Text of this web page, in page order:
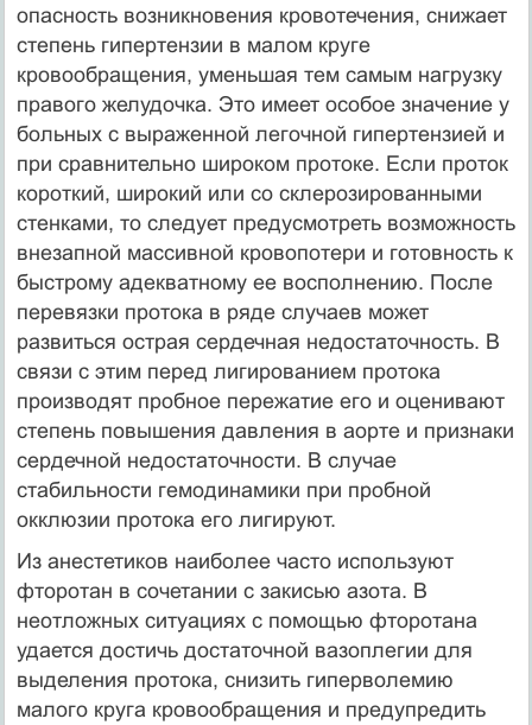
опасность возникновения кровотечения, снижает
степень гипертензии в малом круге
кровообращения, уменьшая тем самым нагрузку
правого желудочка. Это имеет особое значение у
больных с выраженной легочной гипертензией и
при сравнительно широком протоке. Если проток
короткий, широкий или со склерозированными
стенками, то следует предусмотреть возможность
внезапной массивной кровопотери и готовность к
быстрому адекватному ее восполнению. После
перевязки протока в ряде случаев может
развиться острая сердечная недостаточность. В
связи с этим перед лигированием протока
производят пробное пережатие его и оценивают
степень повышения давления в аорте и признаки
сердечной недостаточности. В случае
стабильности гемодинамики при пробной
окклюзии протока его лигируют.
Из анестетиков наиболее часто используют
фторотан в сочетании с закисью азота. В
неотложных ситуациях с помощью фторотана
удается достичь достаточной вазоплегии для
выделения протока, снизить гиперволемию
малого круга кровообращения и предупредить